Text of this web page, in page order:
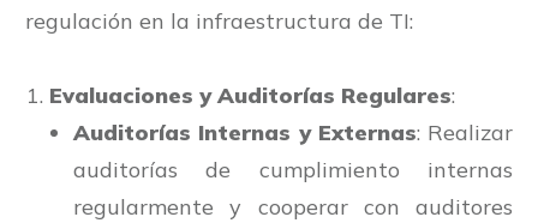
regulación en la infraestructura de TI:
Evaluaciones y Auditorías Regulares:
Auditorías Internas y Externas: Realizar
auditorías de cumplimiento internas
regularmente y cooperar con auditores